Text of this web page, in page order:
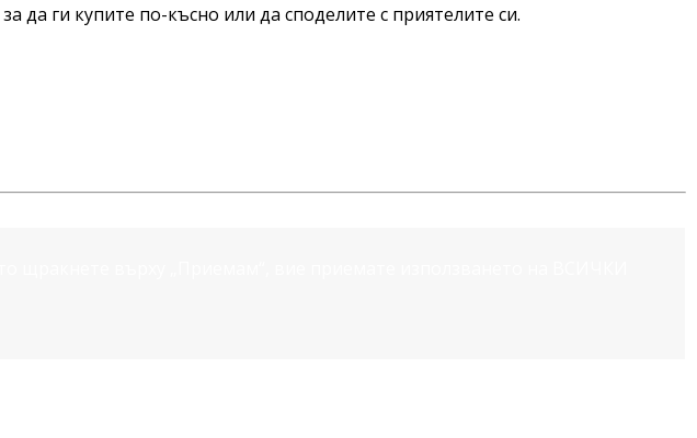
да ги купите по-късно или да споделите с приятелите си.